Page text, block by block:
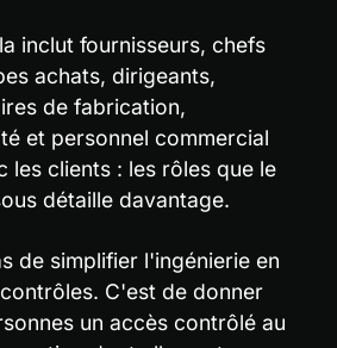
inclut fournisseurs, chefs
achats, dirigeants,
de fabrication,
et personnel commercial
les clients : les rôles que le
détaille davantage.
de simplifier l'ingénierie en
C'est de donner
un accès contrôlé au